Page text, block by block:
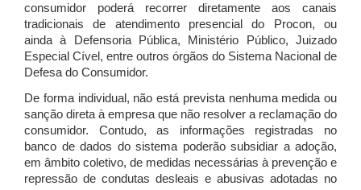
consumidor poderá recorrer diretamente aos canais
tradicionais de atendimento presencial do Procon, ou
ainda à Defensoria Pública, Ministério Público, Juizado
Especial Cível, entre outros órgãos do Sistema Nacional de
Defesa do Consumidor.
De forma individual, não está prevista nenhuma medida ou
sanção direta à empresa que não resolver a reclamação do
consumidor. Contudo, as informações registradas no
banco de dados do sistema poderão subsidiar a adoção,
em âmbito coletivo, de medidas necessárias à prevenção e
repressão de condutas desleais e abusivas adotadas no